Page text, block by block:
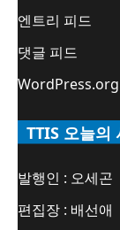
엔트리 피드
댓글 피드
WordPress.org
TTIS 오늘의
발행인 : 오세곤
편집장 : 배선애